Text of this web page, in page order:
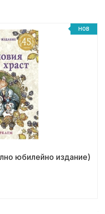
НОВ
юбилейно издание)